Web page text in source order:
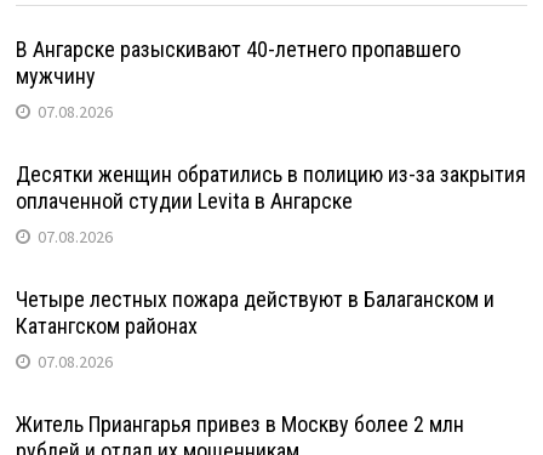
В Ангарске разыскивают 40-летнего пропавшего
мужчину
07.08.2026
Десятки женщин обратились в полицию из-за закрытия
оплаченной студии Levita в Ангарске
07.08.2026
Четыре лестных пожара действуют в Балаганском и
Катангском районах
07.08.2026
Житель Приангарья привез в Москву более 2 млн